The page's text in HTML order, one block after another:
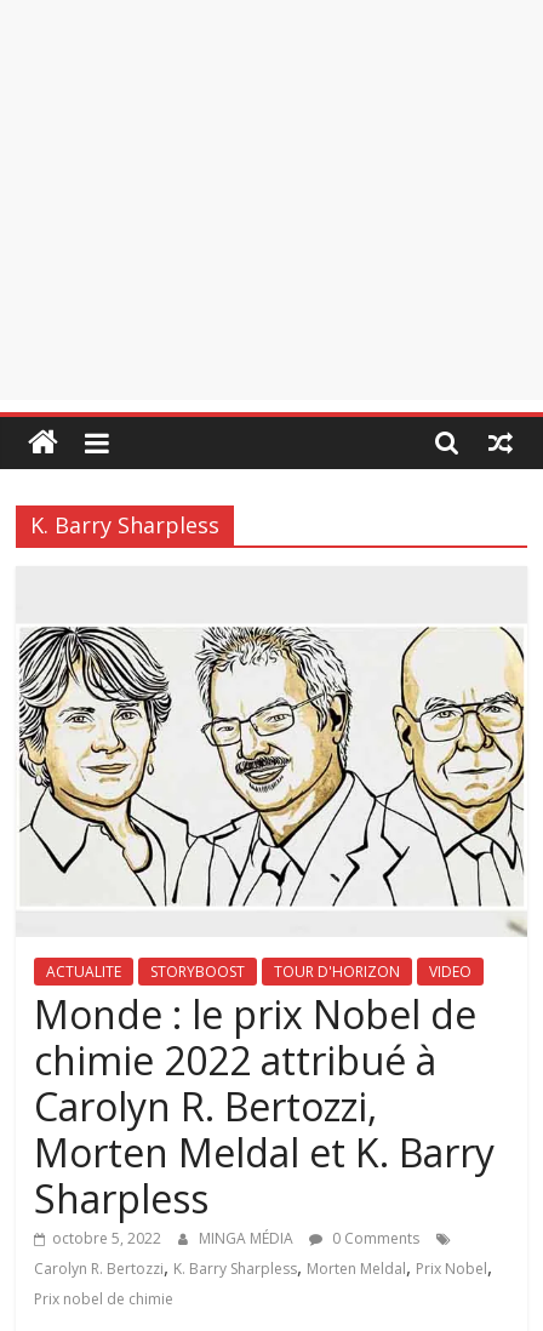
K. Barry Sharpless
ACTUALITE STORYBOOST TOUR D'HORIZON VIDEO
Monde : le prix Nobel de
chimie 2022 attribué à
Carolyn R. Bertozzi,
Morten Meldal et K. Barry
Sharpless
octobre 5, 2022 MINGA MÉDIA
0 Comments
Carolyn R. Bertozzi, K. Barry Sharpless, Morten Meldal, Prix Nobel,
Prix nobel de chimie